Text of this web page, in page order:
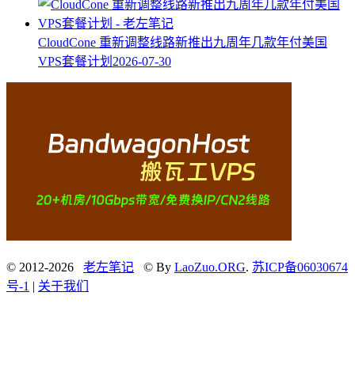
CloudCone 重新调整线路新推出九周年几款年付美国
VPS套餐计划 2026-07-30
© 2012-2026 老左笔记 © By LaoZuo.ORG. 苏ICP备06030674
号-1 | 关于我们